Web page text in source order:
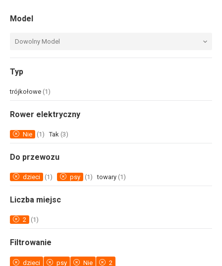
Model
Dowolny Model
Typ
trójkołowe (1)
Rower elektryczny
Nie (1) Tak (3)
Do przewozu
dzieci (1) psy (1) towary (1)
Liczba miejsc
2 (1)
Filtrowanie
dzieci psy Nie 2